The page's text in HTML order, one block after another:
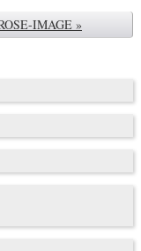
IMAGE »